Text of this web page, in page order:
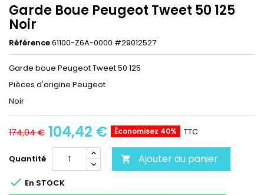
Garde Boue Peugeot Tweet 50 125
Noir
Référence61100-Z6A-0000 #29012527
Garde boue Peugeot Tweet 50 125
Pièces d'origine Peugeot
Noir
174,04 € 104,42 € Économisez 40% TTC
Quantité  Ajouter au panier
 En STOCK